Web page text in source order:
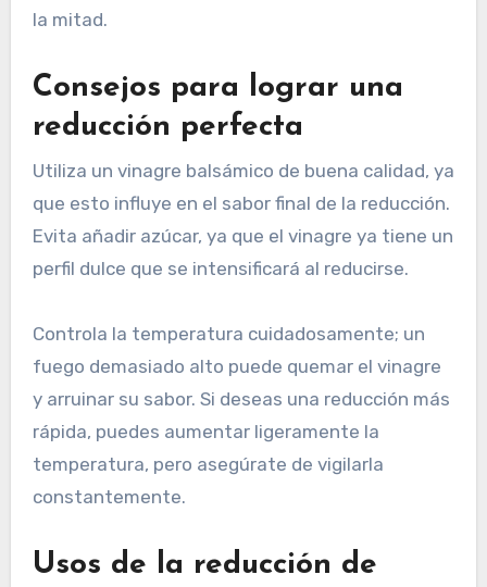
la mitad.
Consejos para lograr una
reducción perfecta
Utiliza un vinagre balsámico de buena calidad, ya
que esto influye en el sabor final de la reducción.
Evita añadir azúcar, ya que el vinagre ya tiene un
perfil dulce que se intensificará al reducirse.
Controla la temperatura cuidadosamente; un
fuego demasiado alto puede quemar el vinagre
y arruinar su sabor. Si deseas una reducción más
rápida, puedes aumentar ligeramente la
temperatura, pero asegúrate de vigilarla
constantemente.
Usos de la reducción de